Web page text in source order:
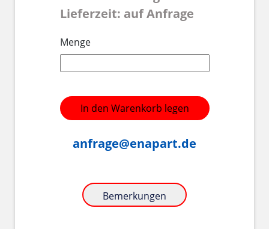
Lieferzeit: auf Anfrage
Menge
In den Warenkorb legen
anfrage@enapart.de
Bemerkungen